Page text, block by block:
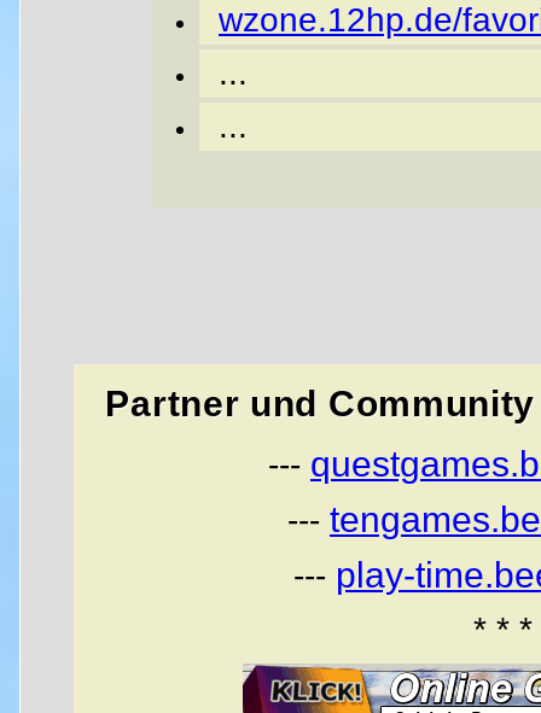
wzone.12hp.de/
...
...
Partner und
---
---
--- play-
* * *